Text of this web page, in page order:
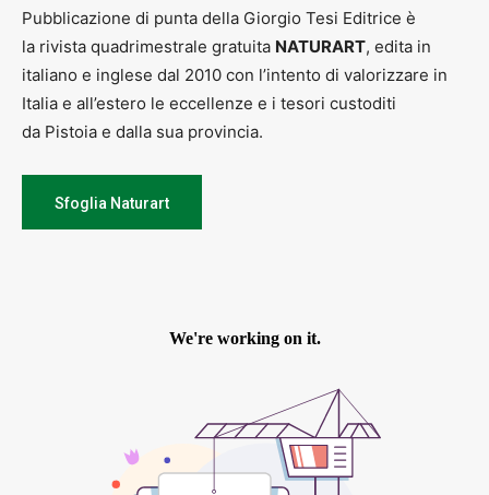
Pubblicazione di punta della Giorgio Tesi Editrice è
la rivista quadrimestrale gratuita NATURART, edita in
italiano e inglese dal 2010 con l’intento di valorizzare in
Italia e all’estero le eccellenze e i tesori custoditi
da Pistoia e dalla sua provincia.
Sfoglia Naturart